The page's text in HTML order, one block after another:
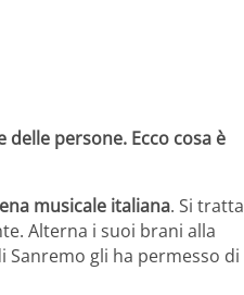
delle persone. Ecco cosa è
musicale italiana. Si tratta
Alterna i suoi brani alla
Sanremo gli ha permesso di